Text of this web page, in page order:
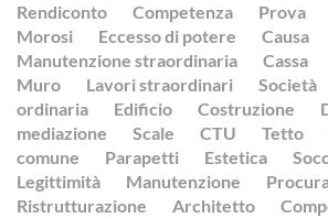
Rendiconto
Competenza Prova
Morosi
Eccesso di potere Causa
Manutenzione straordinaria
Cassa
Muro
Lavori straordinari Società
ordinaria
Edificio Costruzione
mediazione
Scale CTU Tetto
comune
Parapetti Estetica
Legittimità
Manutenzione
Ristrutturazione
Architetto